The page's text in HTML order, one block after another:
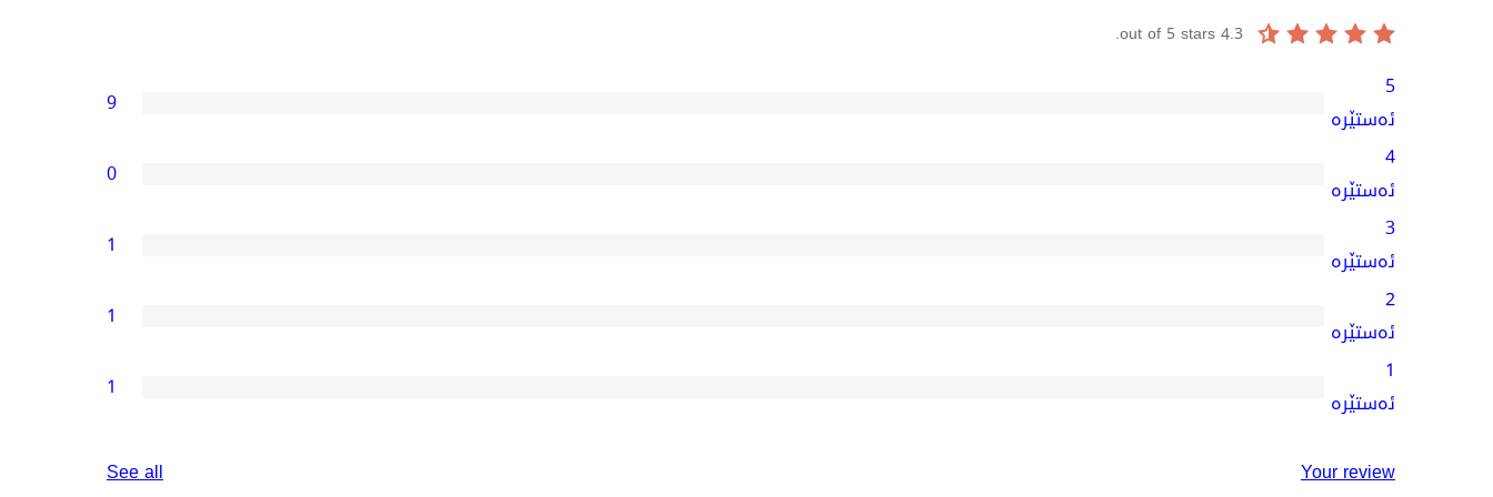
4.3
9
5-
star
reviews
5
ئەستێرە
9
0
star
reviews
4
ئەستێرە
0
1
star
review
3
ئەستێرە
1
1
star
2
ئەستێرە
1
1
star
1
ئەستێرە
1
Your review
See all
reviews